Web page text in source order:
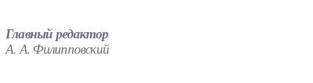
Главный редактор
А. А. Филипповский